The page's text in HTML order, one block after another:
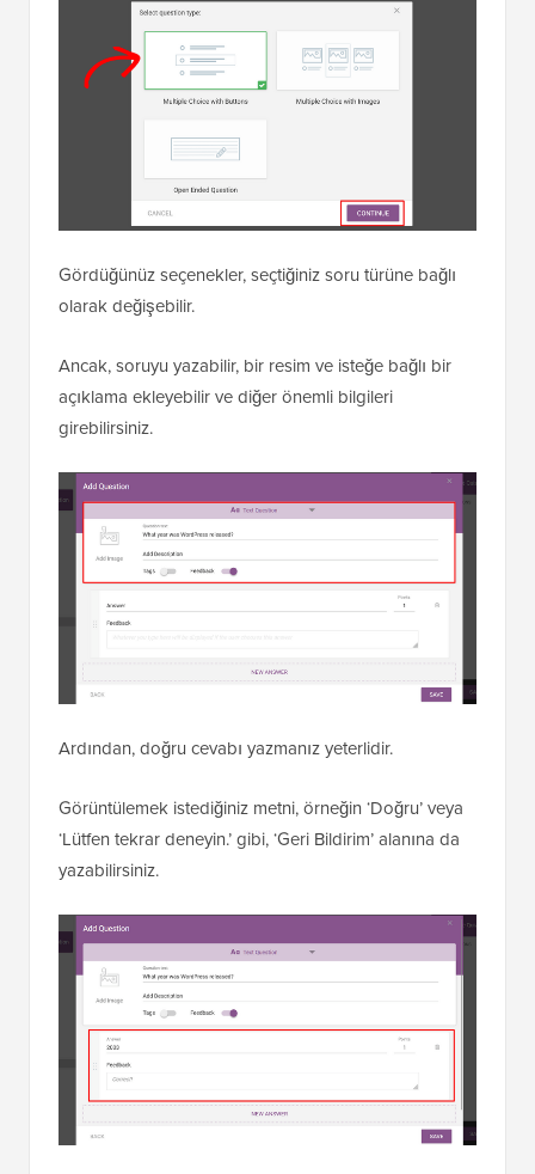
Gördüğünüz seçenekler, seçtiğiniz soru türüne bağlı
olarak değişebilir.
Ancak, soruyu yazabilir, bir resim ve isteğe bağlı bir
açıklama ekleyebilir ve diğer önemli bilgileri
girebilirsiniz.
Ardından, doğru cevabı yazmanız yeterlidir.
Görüntülemek istediğiniz metni, örneğin ‘Doğru’ veya
‘Lütfen tekrar deneyin.’ gibi, ‘Geri Bildirim’ alanına da
yazabilirsiniz.